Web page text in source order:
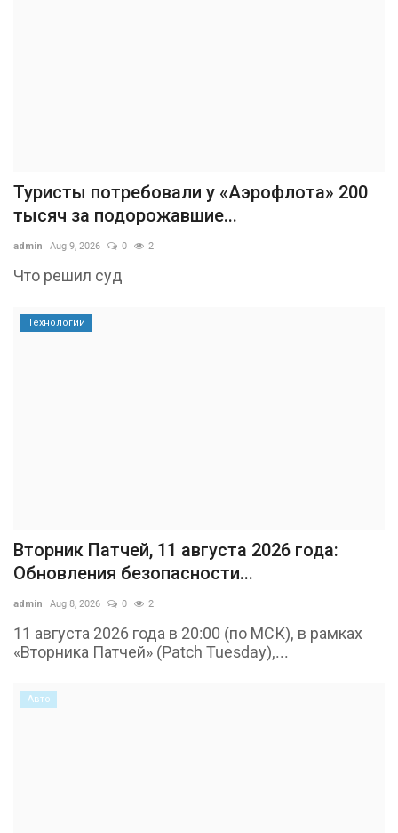
Туристы потребовали у «Аэрофлота» 200
тысяч за подорожавшие...
admin Aug 9, 2026 0 2
Что решил суд
Технологии
Вторник Патчей, 11 августа 2026 года:
Обновления безопасности...
admin Aug 8, 2026 0 2
11 августа 2026 года в 20:00 (по МСК), в рамках
«Вторника Патчей» (Patch Tuesday),...
Авто